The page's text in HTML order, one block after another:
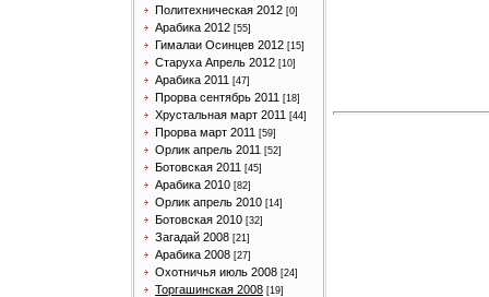
Политехническая 2012 [0]
Арабика 2012 [55]
Гималаи Осинцев 2012 [15]
Старуха Апрель 2012 [10]
Арабика 2011 [47]
Прорва сентябрь 2011 [18]
Хрустальная март 2011 [44]
Прорва март 2011 [59]
Орлик апрель 2011 [52]
Ботовская 2011 [45]
Арабика 2010 [82]
Орлик апрель 2010 [14]
Ботовская 2010 [32]
Загадай 2008 [21]
Арабика 2008 [27]
Охотничья июль 2008 [24]
Торгашинская 2008 [19]